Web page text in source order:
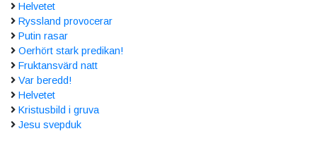
Helvetet
Ryssland provocerar
Putin rasar
Oerhört stark predikan!
Fruktansvärd natt
Var beredd!
Helvetet
Kristusbild i gruva
Jesu svepduk